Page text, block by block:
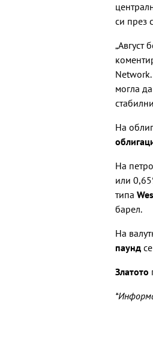
си през
„Август
Network.
могла
На
На
или
типа
барел.
На
паунд
Златото